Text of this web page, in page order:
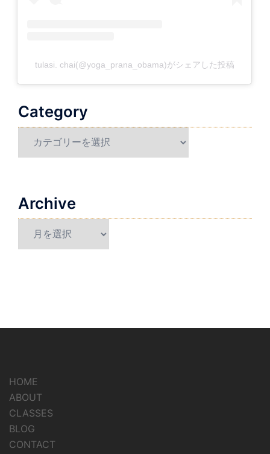
tulasi. chai(@yoga_prana_obama)がシェアした投稿
Category
Archive
Archive
HOME
ABOUT
CLASSES
BLOG
CONTACT